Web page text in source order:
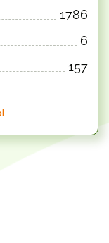
1786
6
157